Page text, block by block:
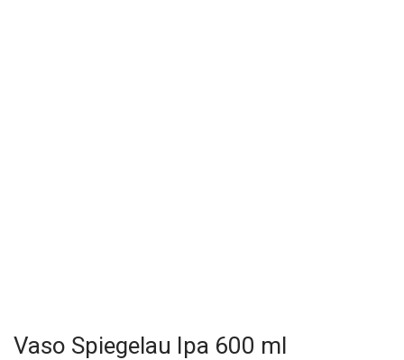
Vaso Spiegelau Ipa 600 ml